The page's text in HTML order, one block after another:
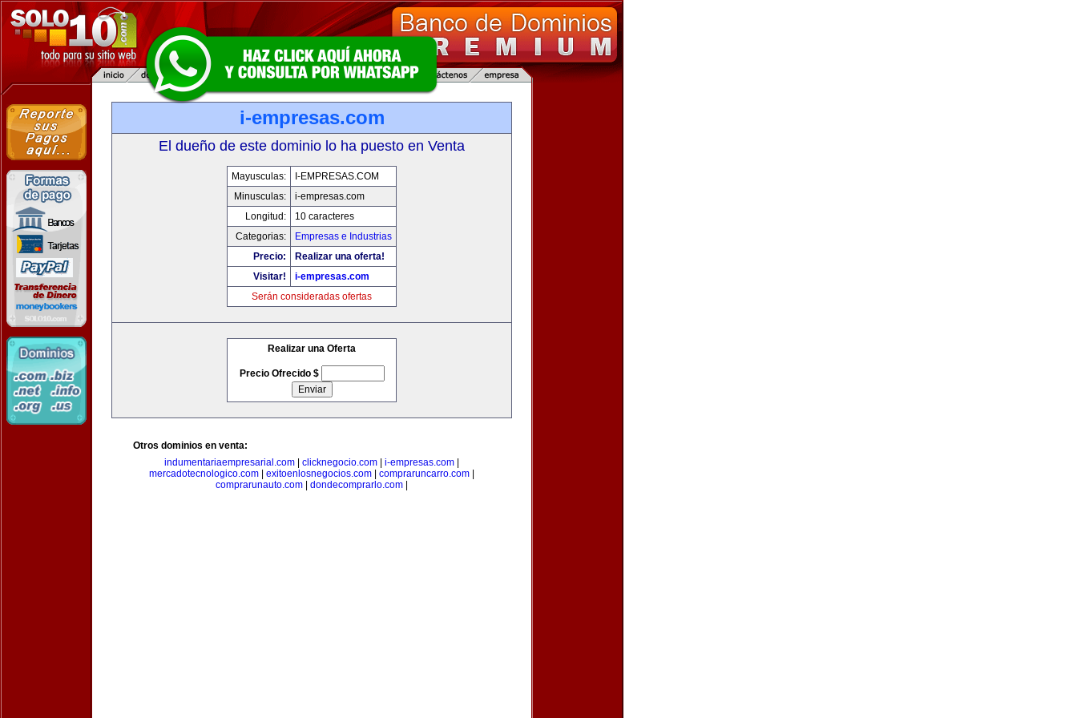
i-empresas.com
El dueño de este dominio lo ha puesto en Venta
Mayusculas:
I-EMPRESAS.COM
Minusculas:
i-empresas.com
Longitud:
10 caracteres
Categorias:
Empresas e Industrias
Precio:
Realizar una oferta!
Visitar!
i-empresas.com
Serán consideradas ofertas
Realizar una Oferta
Precio Ofrecido $
Otros dominios en venta:
indumentariaempresarial.com
clicknegocio.com i-empresas.com
mercadotecnologico.com
exitoenlosnegocios.com compraruncarro.com
comprarunauto.com
dondecomprarlo.com